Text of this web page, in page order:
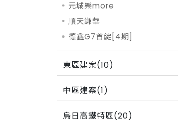
元城樂more
順天謙華
德鑫G7首綻[4期]
東區建案(10)
中區建案(1)
烏日高鐵特區(20)